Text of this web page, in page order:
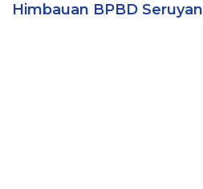
Himbauan BPBD Seruyan